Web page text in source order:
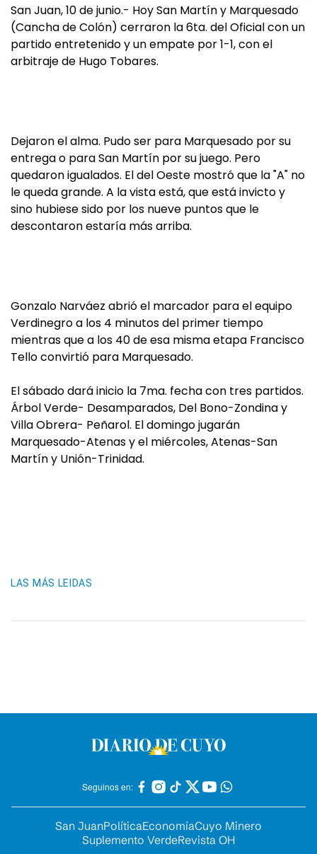
San Juan, 10 de junio.- Hoy San Martín y Marquesado
(Cancha de Colón) cerraron la 6ta. del Oficial con un
partido entretenido y un empate por 1-1, con el
arbitraje de Hugo Tobares.
Dejaron el alma. Pudo ser para Marquesado por su
entrega o para San Martín por su juego. Pero
quedaron igualados. El del Oeste mostró que la "A" no
le queda grande. A la vista está, que está invicto y
sino hubiese sido por los nueve puntos que le
descontaron estaría más arriba.
Gonzalo Narváez abrió el marcador para el equipo
Verdinegro a los 4 minutos del primer tiempo
mientras que a los 40 de esa misma etapa Francisco
Tello convirtió para Marquesado.
El sábado dará inicio la 7ma. fecha con tres partidos.
Árbol Verde- Desamparados, Del Bono-Zondina y
Villa Obrera- Peñarol. El domingo jugarán
Marquesado-Atenas y el miércoles, Atenas-San
Martín y Unión-Trinidad.
LAS MÁS LEIDAS
Seguinos en:
San JuanPolíticaEconomíaCuyo Minero
Suplemento VerdeRevista OH